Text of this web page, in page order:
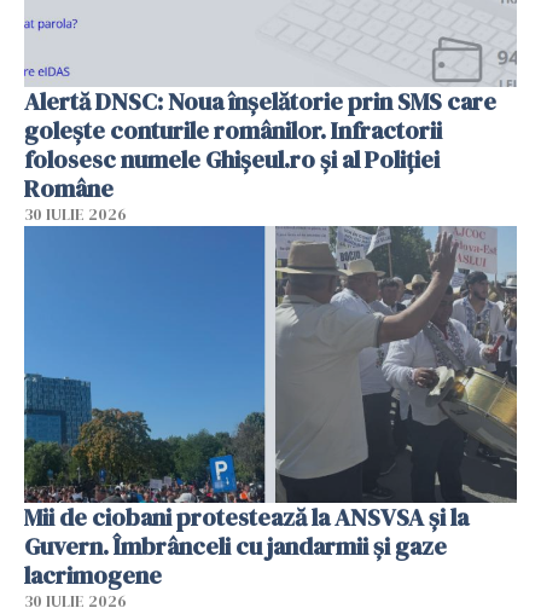
Alertă DNSC: Noua înșelătorie prin SMS care
golește conturile românilor. Infractorii
folosesc numele Ghișeul.ro și al Poliției
Române
30 IULIE 2026
Mii de ciobani protestează la ANSVSA și la
Guvern. Îmbrânceli cu jandarmii și gaze
lacrimogene
30 IULIE 2026